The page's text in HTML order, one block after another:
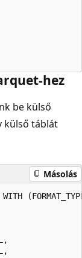
hez
be külső
külső táblát
Másolás